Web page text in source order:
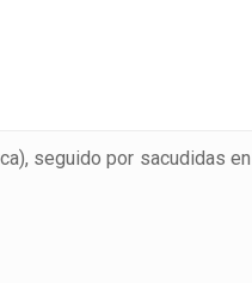
seguido por sacudidas en